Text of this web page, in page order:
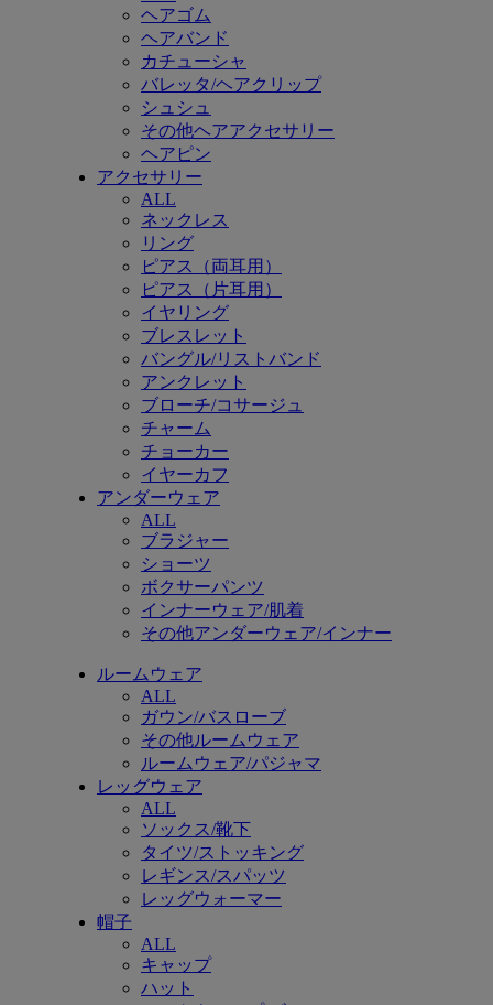
ヘアゴム
ヘアバンド
カチューシャ
バレッタ/ヘアクリップ
シュシュ
その他ヘアアクセサリー
ヘアピン
アクセサリー
ALL
ネックレス
リング
ピアス（両耳用）
ピアス（片耳用）
イヤリング
ブレスレット
バングル/リストバンド
アンクレット
ブローチ/コサージュ
チャーム
チョーカー
イヤーカフ
アンダーウェア
ALL
ブラジャー
ショーツ
ボクサーパンツ
インナーウェア/肌着
その他アンダーウェア/インナー
ルームウェア
ALL
ガウン/バスローブ
その他ルームウェア
ルームウェア/パジャマ
レッグウェア
ALL
ソックス/靴下
タイツ/ストッキング
レギンス/スパッツ
レッグウォーマー
帽子
ALL
キャップ
ハット